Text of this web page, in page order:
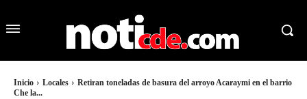
Inicio Locales
Retiran toneladas de basura del arroyo Acaraymi en el barrio
Che la...